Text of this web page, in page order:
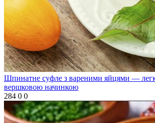
Шпинатне суфле з вареними яйцями —
вершковою начинкою
284 0 0